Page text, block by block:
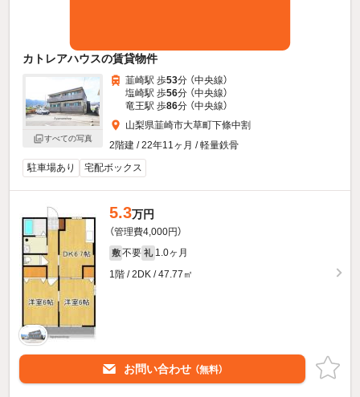
カトレアハウスの賃貸物件
すべての写真
韮崎駅 歩53分 （中央線）
塩崎駅 歩56分 （中央線）
竜王駅 歩86分 （中央線）
山梨県韮崎市大草町下條中割
2階建 / 22年11ヶ月 / 軽量鉄骨
駐車場あり
宅配ボックス
5.3万円
（管理費4,000円）
敷 不要 礼 1.0ヶ月
1階 / 2DK / 47.77㎡
お問い合わせ （無料）